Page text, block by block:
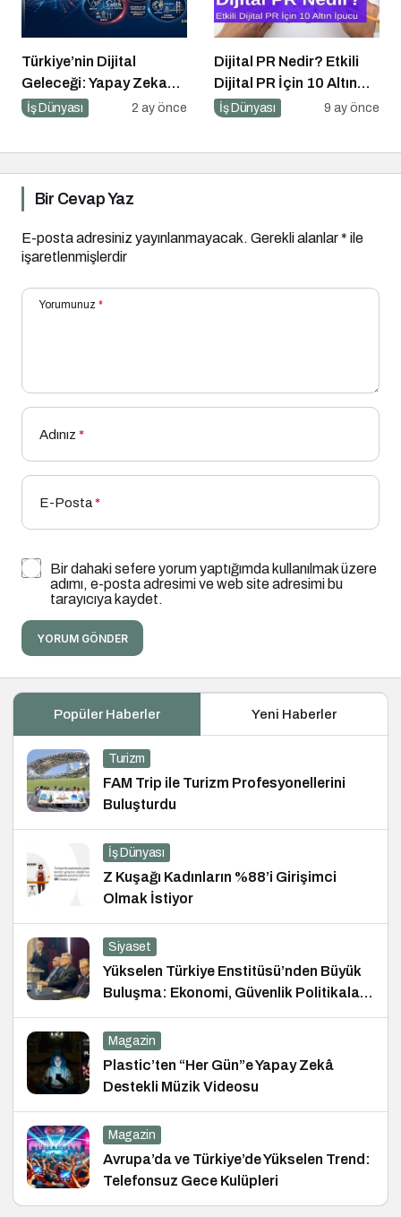
Türkiye’nin Dijital
Geleceği: Yapay Zeka
Çağında “BİLGE”
İş Dünyası 2 ay önce
Dijital PR Nedir? Etkili
Dijital PR İçin 10 Altın
İpucu
İş Dünyası 9 ay önce
Bir Cevap Yaz
E-posta adresiniz yayınlanmayacak. Gerekli alanlar* ile
işaretlenmişlerdir
Yorumunuz *
Adınız *
E-Posta*
Bir dahaki sefere yorum yaptığımda kullanılmak üzere
adımı, e-posta adresimi ve web site adresimi bu
tarayıcıya kaydet.
YORUM GÖNDER
Popüler Haberler Yeni Haberler
Turizm
FAM Trip ile Turizm Profesyonellerini
Buluşturdu
İş Dünyası
Z Kuşağı Kadınların %88’i Girişimci
Olmak İstiyor
Siyaset
Yükselen Türkiye Enstitüsü’nden Büyük
Buluşma: Ekonomi, Güvenlik Politikaları
ve Hukuk Konferansı
Magazin
Plastic’ten “Her Gün”e Yapay Zekâ
Destekli Müzik Videosu
Magazin
Avrupa’da ve Türkiye’de Yükselen Trend:
Telefonsuz Gece Kulüpleri